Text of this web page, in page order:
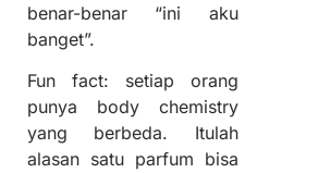
benar-benar “ini aku
banget”.
Fun fact: setiap orang
punya body chemistry
yang berbeda. Itulah
alasan satu parfum bisa